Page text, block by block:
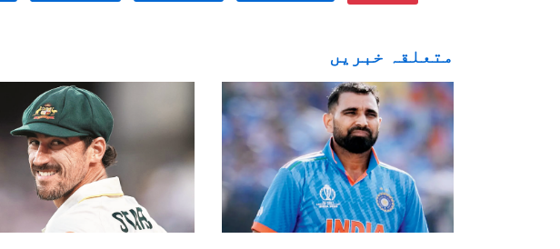
متعلقہ خبریں